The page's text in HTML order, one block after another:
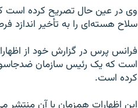
وی در عین حال تصریح کرده است
سلاح هسته‌ای را به تأخیر اندازد
فرانس پرس در گزارش خود از
است که یک رئیس سازمان
کرده است.
این اظهارات همزمان با آن منتشر